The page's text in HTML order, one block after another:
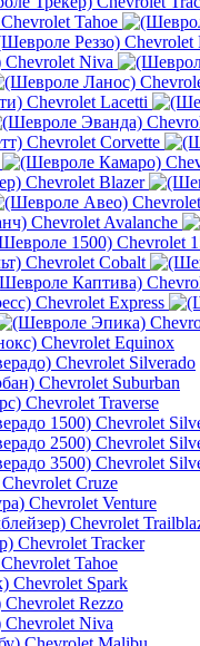
Chevrolet Tahoe
Chevrolet
Chevrolet Niva
Chevrolet Lacetti
Chevrolet Corvette
Chevrolet Blazer
Chevrolet Avalanche
Chevrolet
Chevrolet Cobalt
Chevrolet Express
Chevrolet Equinox
Chevrolet Silverado
Chevrolet Suburban
Chevrolet Traverse
Chevrolet
Chevrolet
Chevrolet
Chevrolet Cruze
Chevrolet Venture
Chevrolet
Chevrolet Tracker
Chevrolet Tahoe
Chevrolet Spark
Chevrolet Rezzo
Chevrolet Niva